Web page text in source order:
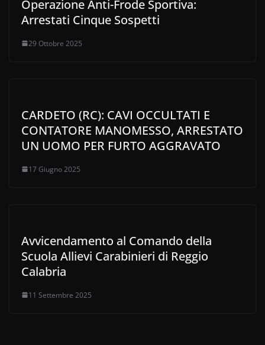
Operazione Anti-Frode Sportiva:
Arrestati Cinque Sospetti
29 Ottobre 2025
CARDETO (RC): CAVI OCCULTATI E
CONTATORE MANOMESSO, ARRESTATO
UN UOMO PER FURTO AGGRAVATO
17 Giugno 2025
Avvicendamento al Comando della
Scuola Allievi Carabinieri di Reggio
Calabria
11 Settembre 2025